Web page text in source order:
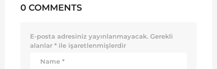
0 COMMENTS
E-posta adresiniz yayınlanmayacak. Gerekli
alanlar * ile işaretlenmişlerdir